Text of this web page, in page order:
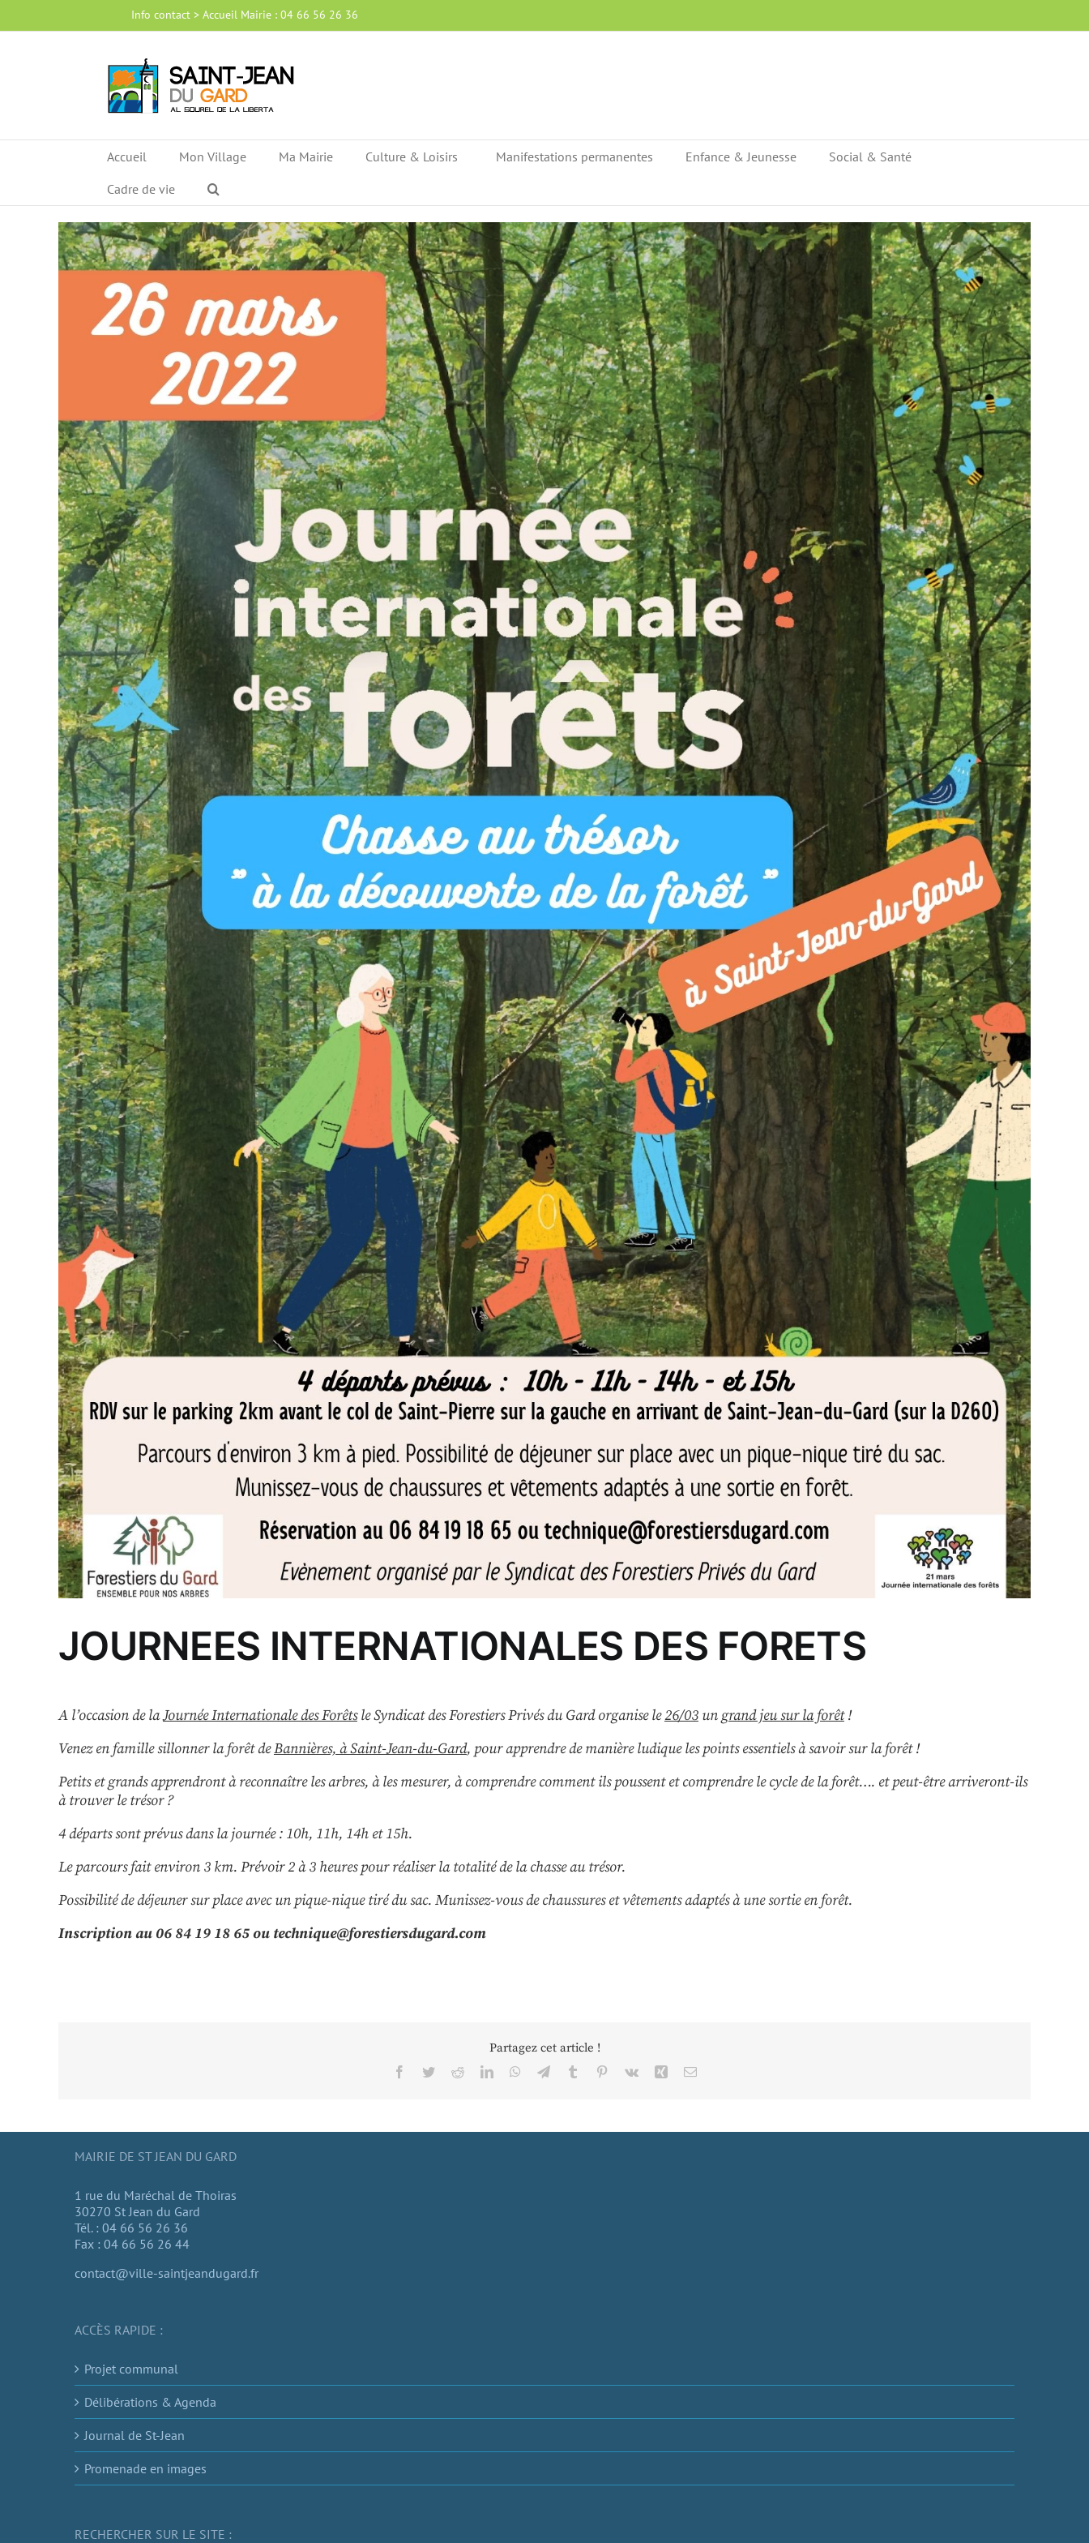
Info contact > Accueil Mairie : 04 66 56 26 36
Accueil Mon Village Ma Mairie Culture & Loisirs Manifestations permanentes Enfance & Jeunesse
Social & Santé
Cadre de vie
Voir
l'image
agrandie
JOURNEES INTERNATIONALES DES FORETS
A l’occasion de laJournée Internationale des Forêtsle Syndicat des Forestiers Privés du Gard organise le26/03ungrand jeu sur la forêt!
Venez en famille sillonner la forêt deBannières, à Saint-Jean-du-Gard, pour apprendre de manière ludique les points essentiels à savoir sur la forêt !
Petits et grands apprendront à reconnaître les arbres, à les mesurer, à comprendre comment ils poussent et comprendre le cycle de la forêt…. et peut-être arriveront-ils
à trouver le trésor ?
4 départs sont prévus dans la journée : 10h, 11h, 14h et 15h.
Le parcours fait environ 3 km. Prévoir 2 à 3 heures pour réaliser la totalité de la chasse au trésor.
Possibilité de déjeuner sur place avec un pique-nique tiré du sac. Munissez-vous de chaussures et vêtements adaptés à une sortie en forêt.
Inscription au 06 84 19 18 65 ou technique@forestiersdugard.com
Partagez cet article !
Facebook
TwitterRedditLinkedInWhatsApp
TelegramTumblr Pinterest
Vk Xing Email
MAIRIE DE ST JEAN DU GARD
1 rue du Maréchal de Thoiras
30270 St Jean du Gard
Tél. : 04 66 56 26 36
Fax : 04 66 56 26 44
contact@ville-saintjeandugard.fr
ACCÈS RAPIDE :
Projet communal
Délibérations & Agenda
Journal de St-Jean
Promenade en images
RECHERCHER SUR LE SITE :